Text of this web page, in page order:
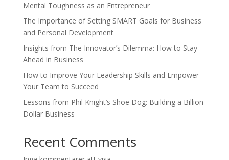
Mental Toughness as an Entrepreneur
The Importance of Setting SMART Goals for Business
and Personal Development
Insights from The Innovator’s Dilemma: How to Stay
Ahead in Business
How to Improve Your Leadership Skills and Empower
Your Team to Succeed
Lessons from Phil Knight’s Shoe Dog: Building a Billion-
Dollar Business
Recent Comments